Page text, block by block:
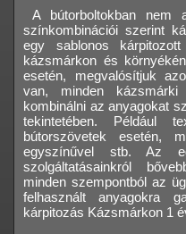
A bútorboltokban nem
színkombinációi szerint
egy sablonos
kázsmárkon és
esetén, megvalósítjuk
van, minden kázsmárki
kombinálni az anyagokat
tekintetében. Például
bútorszövetek esetén,
egyszínűvel stb. Az
szolgáltatásainkról
minden szempontból az
felhasznált anyagokra
kárpitozás Kázsmárkon 1